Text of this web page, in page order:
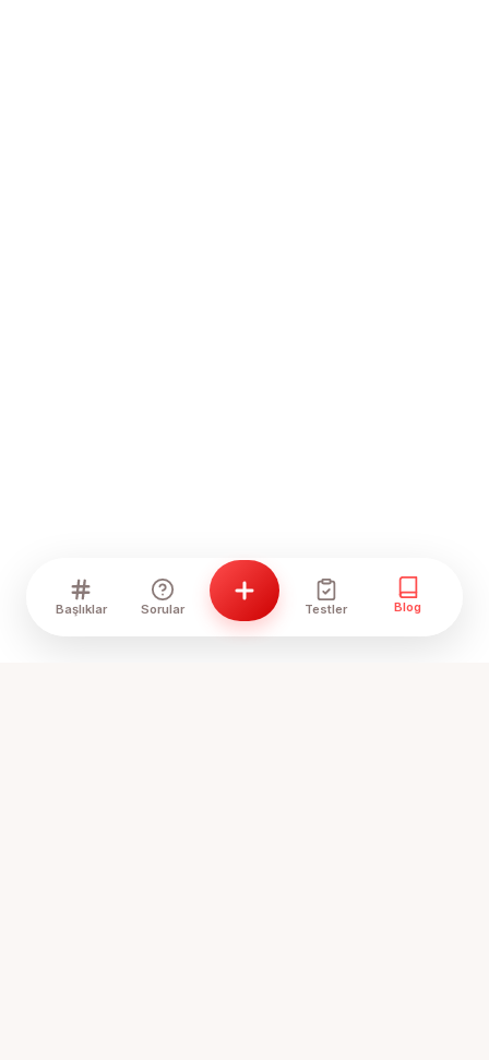
Başlıklar Sorular Testler Blog